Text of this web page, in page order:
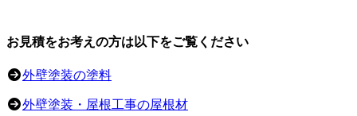
お見積をお考えの方は以下をご覧ください
外壁塗装の塗料
外壁塗装・屋根工事の屋根材